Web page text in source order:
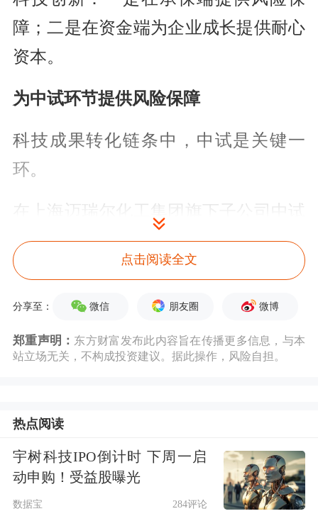
障；二是在资金端为企业成长提供耐心
资本。
为中试环节提供风险保障
科技成果转化链条中，中试是关键一
环。
在上海迈瑞尔化工集团旗下子公司中试
通（上海）科技有限公司的中试基地平
台（以下简称“中试通平台”），由金属
框架搭建的复杂设备台架引人注目，反
型的中试设备有序摆放。
验室迈向产业化之前，验证工艺稳定性
和可生产性的重要环节。只有跨过中试
关，科技成果才有可能实现规模化生
点击阅读全文
分享至： 微信 朋友圈 微博
郑重声明： 东方财富发布此内容旨在传播更多信息，与本
站立场无关，不构成投资建议。据此操作，风险自担。
热点阅读
宇树科技IPO倒计时 下周一启
动申购！受益股曝光
数据宝 284评论